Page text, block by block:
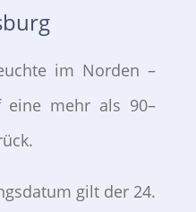
im Norden –
eine mehr als 90–
gilt der 24.